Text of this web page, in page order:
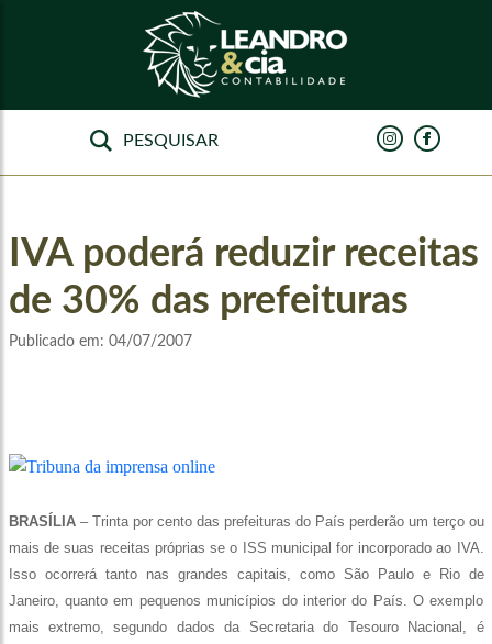
IVA poderá reduzir receitas
de 30% das prefeituras
Publicado em: 04/07/2007
BRASÍLIA– Trinta por cento das prefeituras do País perderão um terço ou
mais de suas receitas próprias se o ISS municipal for incorporado ao IVA.
Isso ocorrerá tanto nas grandes capitais, como São Paulo e Rio de
Janeiro, quanto em pequenos municípios do interior do País. O exemplo
mais extremo, segundo dados da Secretaria do Tesouro Nacional, é